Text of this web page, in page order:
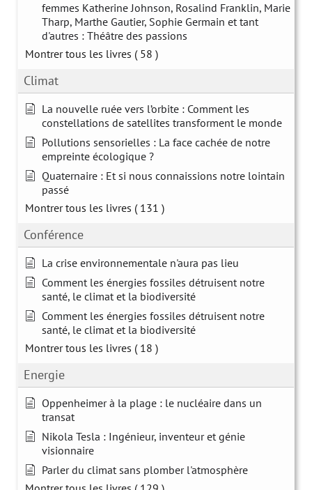
femmes Katherine Johnson, Rosalind Franklin, Marie
Tharp, Marthe Gautier, Sophie Germain et tant
d'autres : Théâtre des passions
Montrer tous les livres ( 58 )
Climat
La nouvelle ruée vers l’orbite : Comment les
constellations de satellites transforment le monde
Pollutions sensorielles : La face cachée de notre
empreinte écologique ?
Quaternaire : Et si nous connaissions notre lointain
passé
Montrer tous les livres ( 131 )
Conférence
La crise environnementale n'aura pas lieu
Comment les énergies fossiles détruisent notre
santé, le climat et la biodiversité
Comment les énergies fossiles détruisent notre
santé, le climat et la biodiversité
Montrer tous les livres ( 18 )
Energie
Oppenheimer à la plage : le nucléaire dans un
transat
Nikola Tesla : Ingénieur, inventeur et génie
visionnaire
Parler du climat sans plomber l'atmosphère